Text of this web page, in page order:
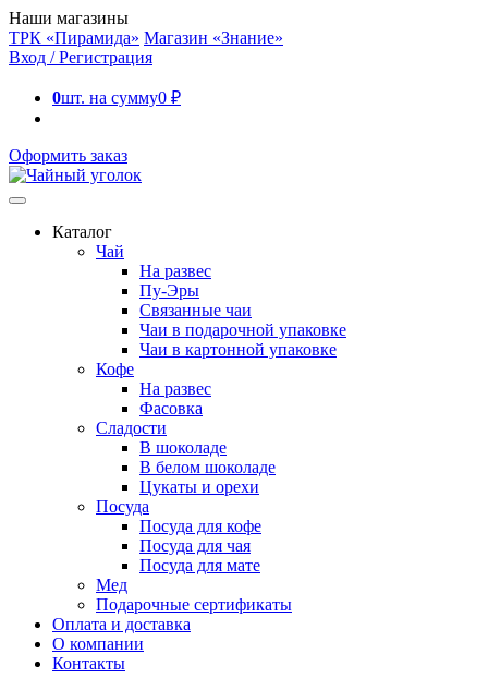
Наши магазины
ТРК «Пирамида» Магазин «Знание»
Вход / Регистрация
0шт. на сумму0 ₽
Оформить заказ
Каталог
Чай
На развес
Пу-Эры
Связанные чаи
Чаи в подарочной упаковке
Чаи в картонной упаковке
Кофе
На развес
Фасовка
Сладости
В шоколаде
В белом шоколаде
Цукаты и орехи
Посуда
Посуда для кофе
Посуда для чая
Посуда для мате
Мед
Подарочные сертификаты
Оплата и доставка
О компании
Контакты